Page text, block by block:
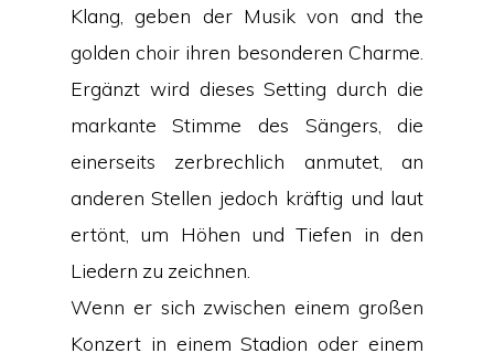
Klang, geben der Musik von and the
golden choir ihren besonderen Charme.
Ergänzt wird dieses Setting durch die
markante Stimme des Sängers, die
einerseits zerbrechlich anmutet, an
anderen Stellen jedoch kräftig und laut
ertönt, um Höhen und Tiefen in den
Liedern zu zeichnen.
Wenn er sich zwischen einem großen
Konzert in einem Stadion oder einem